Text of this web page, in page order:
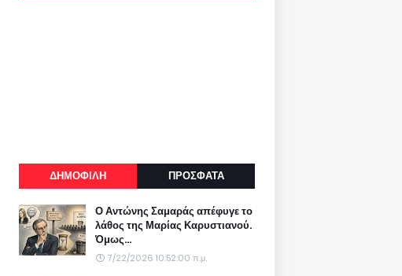
ΔΗΜΟΦΙΛΗ ΠΡΟΣΦΑΤΑ
Ο Αντώνης Σαμαράς απέφυγε το
λάθος της Μαρίας Καρυστιανού.
Όμως...
7/22/2026 10:52:00 π.μ.